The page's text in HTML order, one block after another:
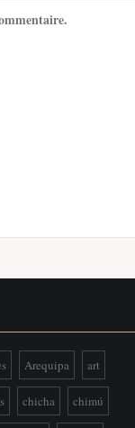
Arequipa art
chicha chimú